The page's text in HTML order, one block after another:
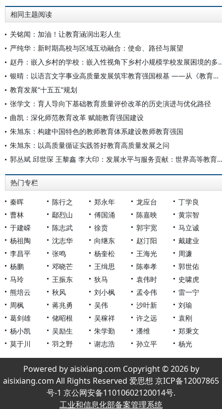
相同主题阅读
关铭闻：加油！让教育涵润出彩人生
严纯华：新时期高校与区域互动融合：使命、路径与展望
赵丹：嵌入乡村的学校：嵌入性视
银晴：以语言文字事业高质量发展筑牢教育强国根基 ——从《教育发展“十五五”规划》看语言文字工作的时代使命
教育发展“十五五”规划
张学文：育人导向下基础教育质量评价改革的历史演进与优化路径
曲凯：深化师范教育改革 赋能教育强国建设
朱旭东：构建中国特色的教师教育体系建设教师教育强国
朱旭东：以高质量循证实践答好教育高质量发展之问
郭丛斌 邱世琛 王黎鑫 李大印：发展水平与服务贡献：世界高等教育发展指数指标体系研究
热门专栏
秦晖 陈行之 郑永年 龙应台
丁学良
曹林
鄢烈山 傅国涌 陈嘉映
黄宗智
于建嵘
陈志武 徐贲 郭宇宽
马立诚
杨祖陶
沈志华 向继东 赵汀阳
戴建业
李昌平
张鸣 杨奎松 王海光
周濂
杨鹏
邓晓芒 王缉思 陈奉孝
郭世佑
马玲
王振东 狄马 袁伟时
史啸虎
熊培云
秋风 刘小枫 孟令伟
雷一宁
周枫
蒋兆勇 吴伟 沙叶新
刘瑜
葛剑雄
储昭根 吴稼祥 许之远
袁刚
杨小凯
吴励生 朱学勤 潘维
郑秉文
莫于川
羽之野 谢志浩 孙立平 杨光
Powered by aisixiang.com Copyright © 2026 by
aisixiang.com All Rights Reserved 爱思想 京ICP备12007865
号-1 京公网安备11010602120014号.
工业和信息化部备案管理系统